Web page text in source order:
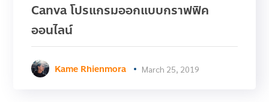
Canva โปรแกรมออกแบบกราฟฟิค
ออนไลน์
Kame Rhienmora March 25, 2019